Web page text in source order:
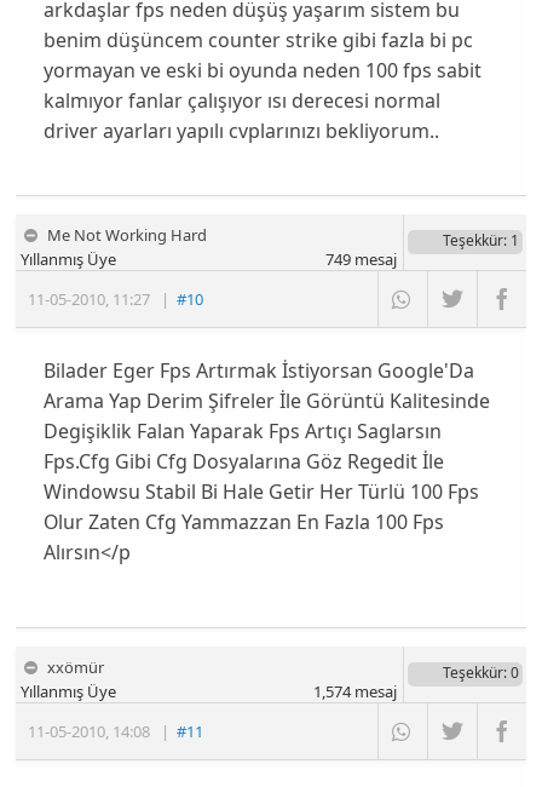
arkdaşlar fps neden düşüş yaşarım sistem bu
benim düşüncem counter strike gibi fazla bi pc
yormayan ve eski bi oyunda neden 100 fps sabit
kalmıyor fanlar çalışıyor ısı derecesi normal
driver ayarları yapılı cvplarınızı bekliyorum..
Me Not Working Hard
11-05-2010, 11:27 |#10
Yıllanmış Üye
Teşekkür: 1
749mesaj
Bilader Eger Fps Artırmak İstiyorsan Google'Da
Arama Yap Derim Şifreler İle Görüntü Kalitesinde
Degişiklik Falan Yaparak Fps Artıçı Saglarsın
Fps.Cfg Gibi Cfg Dosyalarına Göz Regedit İle
Windowsu Stabil Bi Hale Getir Her Türlü 100 Fps
Olur Zaten Cfg Yammazzan En Fazla 100 Fps
Alırsın</p
xxömür
11-05-2010, 14:08 |#11
Yıllanmış Üye
Teşekkür: 0
1,574mesaj